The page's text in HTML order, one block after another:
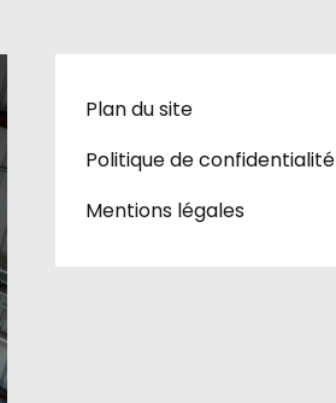
Plan du site
Politique de confidentialité
Mentions légales